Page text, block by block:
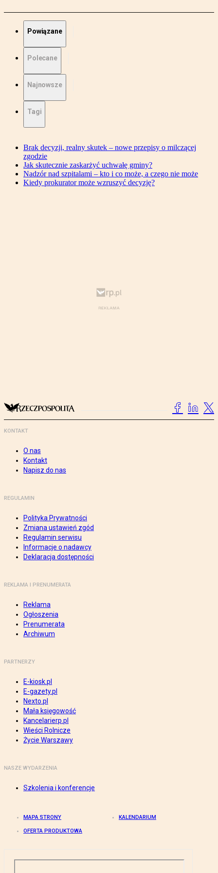
Powiązane
Polecane
Najnowsze
Tagi
Brak decyzji, realny skutek – nowe przepisy o milczącej
zgodzie
Jak skutecznie zaskarżyć uchwałę gminy?
Nadzór nad szpitalami – kto i co może, a czego nie może
Kiedy prokurator może wzruszyć decyzję?
KONTAKT
O nas
Kontakt
Napisz do nas
REGULAMIN
Polityka Prywatności
Zmiana ustawień zgód
Regulamin serwisu
Informacje o nadawcy
Deklaracja dostępności
REKLAMA I PRENUMERATA
Reklama
Ogłoszenia
Prenumerata
Archiwum
PARTNERZY
E-kiosk.pl
E-gazety.pl
Nexto.pl
Mała księgowość
Kancelarierp.pl
Wieści Rolnicze
Życie Warszawy
NASZE WYDARZENIA
Szkolenia i konferencje
MAPA STRONY KALENDARIUM
OFERTA PRODUKTOWA